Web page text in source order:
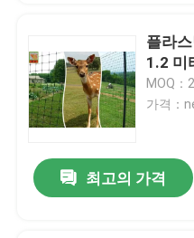
플라
1.2 미
MOQ：
가격：
최고의 가격